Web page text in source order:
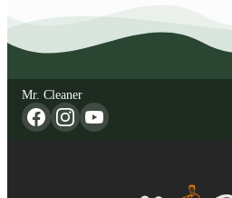
Mr. Cleaner